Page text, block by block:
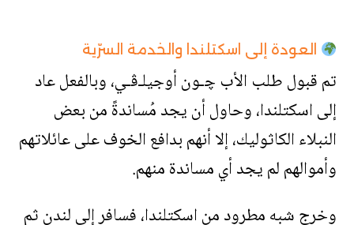
العودة إلى اسكتلندا والخدمة السرّية
تم قبول طلب الأب ﭼـون أوجيلـﭬـي، وبالفعل عاد
إلى اسكتلندا، وحاول أن يجد مُساندةً من بعض
النبلاء الكاثوليك، إلا أنهم بدافع الخوف على عائلاتهم
وأموالهم لم يجد أي مساندة منهم.
وخرج شبه مطرود من اسكتلندا، فسافر إلى لندن ثم